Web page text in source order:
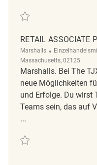
Retten Part time Retail
RETAIL ASSOCIATE
Marshalls Kategorie
Massachusetts, 02125
Marshalls. Bei The
neue Möglichkeiten
und Erfolge. Du wirst
Teams sein, das auf
...
Retten Retail Associate